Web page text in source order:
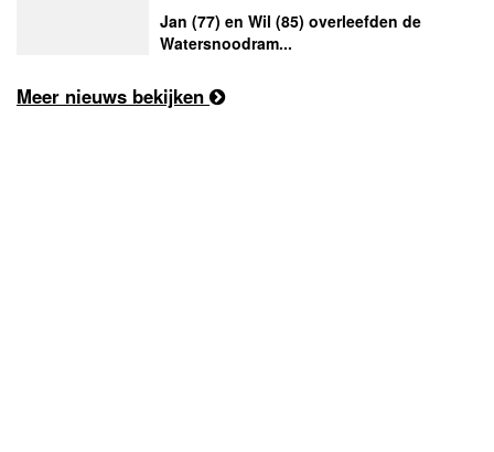
Jan (77) en Wil (85) overleefden de
Watersnoodram...
Meer nieuws bekijken